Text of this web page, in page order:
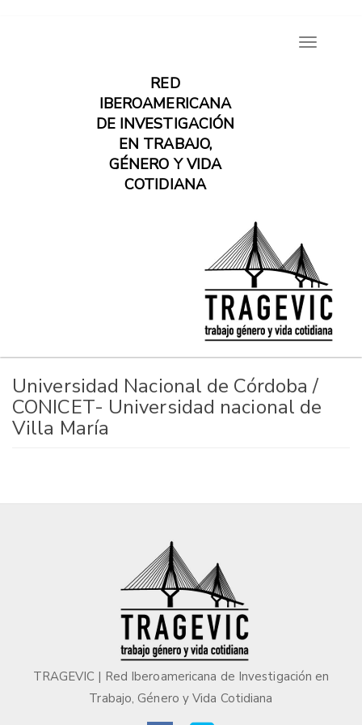
RED
IBEROAMERICANA
DE INVESTIGACIÓN
EN TRABAJO,
GÉNERO Y VIDA
COTIDIANA
Toggle
Universidad Nacional de Córdoba /
CONICET- Universidad nacional de
Villa María
TRAGEVIC | Red Iberoamericana de Investigación en
Trabajo, Género y Vida Cotidiana